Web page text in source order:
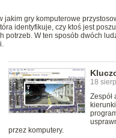
jakim gry komputerowe
identyfikuje, czy ktoś jest
W ten sposób dwóch
18
przez komputery.